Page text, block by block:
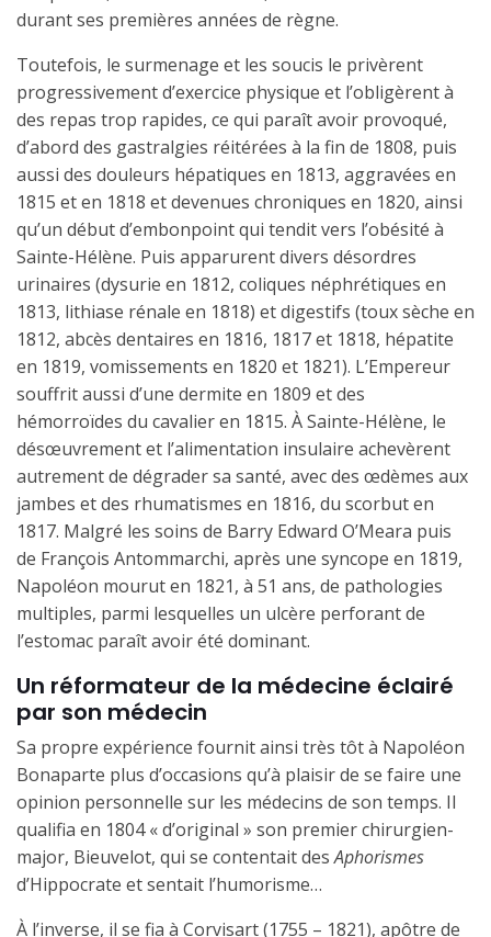
durant ses premières années de règne.
Toutefois, le surmenage et les soucis le privèrent
progressivement d’exercice physique et l’obligèrent à
des repas trop rapides, ce qui paraît avoir provoqué,
d’abord des gastralgies réitérées à la fin de 1808, puis
aussi des douleurs hépa­tiques en 1813, aggravées en
1815 et en 1818 et devenues chroniques en 1820, ainsi
qu’un début d’embonpoint qui tendit vers l’obésité à
Sainte-Hélène. Puis apparurent divers désordres
urinaires (dysurie en 1812, coliques né­phrétiques en
1813, lithiase rénale en 1818) et digestifs (toux sèche en
1812, abcès dentaires en 1816, 1817 et 1818, hépatite
en 1819, vomisse­ments en 1820 et 1821). L’Empereur
souffrit aussi d’une dermite en 1809 et des
hémorroïdes du cavalier en 1815. À Sainte-Hélène, le
désœuvrement et l’alimentation insulaire achevèrent
autrement de dégrader sa santé, avec des œdèmes aux
jambes et des rhumatismes en 1816, du scorbut en
1817. Malgré les soins de Barry Edward O’Meara puis
de François Antommarchi, après une syncope en 1819,
Napoléon mourut en 1821, à 51 ans, de pathologies
multiples, parmi lesquelles un ulcère perforant de
l’estomac paraît avoir été dominant.
Un réformateur de la médecine éclairé
par son médecin
Sa propre expérience fournit ainsi très tôt à Napoléon
Bonaparte plus d’occasions qu’à plaisir de se faire une
opinion personnelle sur les médecins de son temps. Il
qualifia en 1804 « d’original » son premier chirurgien-
major, Bieuvelot, qui se contentait desAphorismes
d’Hippocrate et sentait l’humorisme…
À l’inverse, il se fia à Corvisart (1755 – 1821), apôtre de